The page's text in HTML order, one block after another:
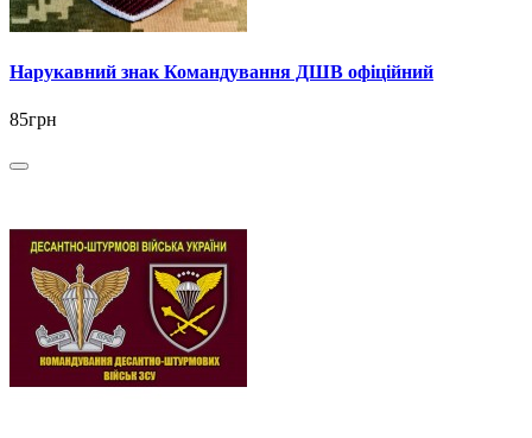
Нарукавний знак Командування ДШВ офіційний
85грн